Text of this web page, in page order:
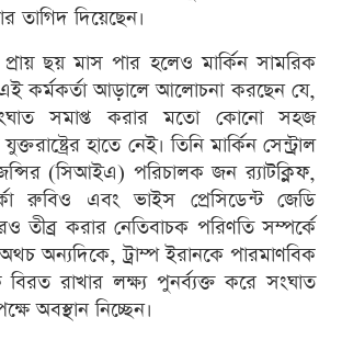
দিয়েছেন।
ছয় মাস পার হলেও মার্কিন সামরিক
এই কর্মকর্তা আড়ালে আলোচনা করছেন যে,
সমাপ্ত করার মতো কোনো সহজ
হাতে নেই। তিনি মার্কিন সেন্ট্রাল
(সিআইএ) পরিচালক জন র‍্যাটক্লিফ,
রুবিও এবং ভাইস প্রেসিডেন্ট জেডি
তীব্র করার নেতিবাচক পরিণতি সম্পর্কে
অন্যদিকে, ট্রাম্প ইরানকে পারমাণবিক
বিরত রাখার লক্ষ্য পুনর্ব্যক্ত করে সংঘাত
অবস্থান নিচ্ছেন।